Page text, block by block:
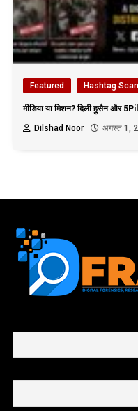
Featured Hashtag
मीडिया या मिशन? दिली हुसैन और
Dilshad Noor
अगस्त 1,